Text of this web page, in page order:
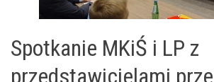
Spotkanie MKiŚ i LP z
przedstawicielami